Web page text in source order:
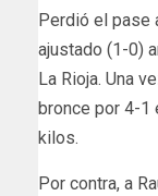
Perdió el pase
ajustado (1-0)
La Rioja. Una
bronce por 4-1
kilos.
Por contra, a